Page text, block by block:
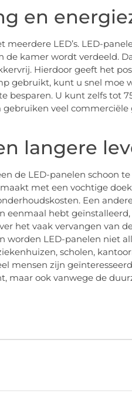
en
LED’s. LED-
kamer wordt verdeeld.
Hierdoor geeft het
gebruikt, kunt u snel moe
besparen. U kunt zelfs tot
veel commerciële
langere
de LED-panelen schoon
met een vochtige
Een
eenmaal hebt
het vaak vervangen van
worden LED-panelen niet
scholen,
mensen zijn
maar ook vanwege de